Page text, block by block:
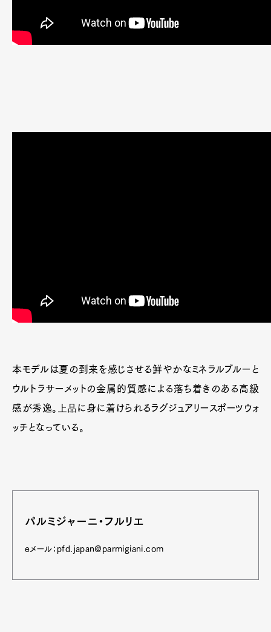
本モデルは夏の到来を感じさせる鮮やかなミネラルブルーと
ウルトラサーメットの金属的質感による落ち着きのある高級
感が秀逸。上品に身に着けられるラグジュアリースポーツウォ
ッチとなっている。
パルミジャーニ・フルリエ
eメール：pfd.japan@parmigiani.com